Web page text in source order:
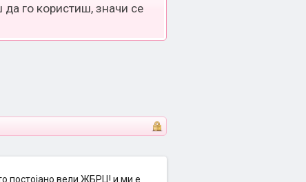
го користиш, значи се
постојано вели ЖБРЦ! и ми е